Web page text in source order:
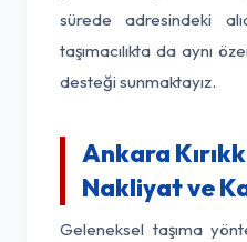
sürede adresindeki
taşımacılıkta da aynı
desteği sunmaktayız.
Ankara
Nakliyat ve
Geleneksel taşıma